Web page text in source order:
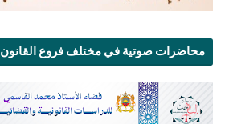
محاضرات صوتية في مختلف فروع القانون